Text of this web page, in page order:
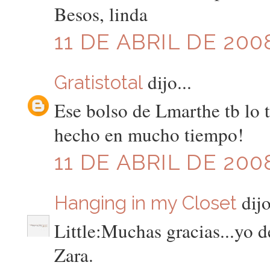
Besos, linda
11 DE ABRIL DE
Gratistotaldijo...
Ese bolso de Lmarthe tb lo
hecho en mucho tiempo!
11 DE ABRIL DE
Hanging in my Closet
Little:Muchas gracias...yo
Zara.